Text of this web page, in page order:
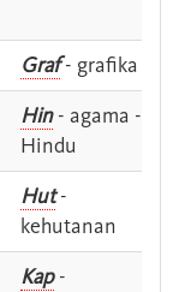
Graf- grafika
Hin- agama -
Hindu
Hut-
kehutanan
Kap-